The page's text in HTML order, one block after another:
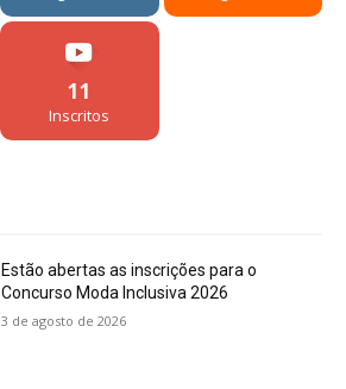
11
Inscritos
Estão abertas as inscrições para o
Concurso Moda Inclusiva 2026
3 de agosto de 2026